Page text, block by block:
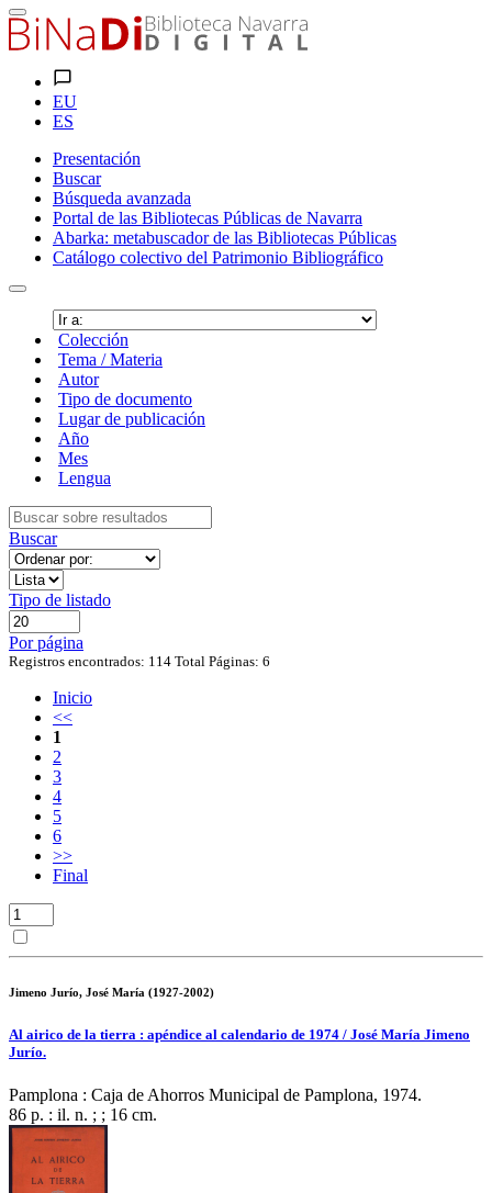
EU
ES
Presentación
Buscar
Búsqueda avanzada
Portal de las Bibliotecas Públicas de Navarra
Abarka: metabuscador de las Bibliotecas Públicas
Catálogo colectivo del Patrimonio Bibliográfico
Colección
Tema / Materia
Autor
Tipo de documento
Lugar de publicación
Año
Mes
Lengua
Buscar
Tipo de listado
Por página
Registros encontrados: 114 Total Páginas: 6
Inicio
<<
1
2
3
4
5
6
>>
Final
Jimeno Jurío, José María (1927-2002)
Al airico de la tierra : apéndice al calendario de 1974 / José María Jimeno
Jurío.
Pamplona : Caja de Ahorros Municipal de Pamplona, 1974.
86 p. : il. n. ; ; 16 cm.